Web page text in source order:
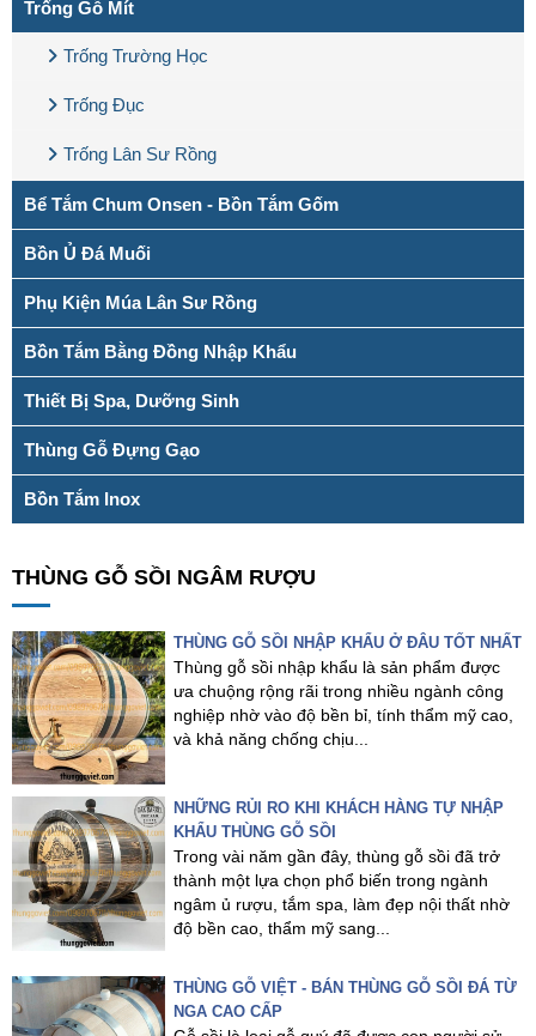
Trống Gỗ Mít
Trống Trường Học
Trống Đục
Trống Lân Sư Rồng
Bể Tắm Chum Onsen - Bồn Tắm Gốm
Bồn Ủ Đá Muối
Phụ Kiện Múa Lân Sư Rồng
Bồn Tắm Bằng Đồng Nhập Khẩu
Thiết Bị Spa, Dưỡng Sinh
Thùng Gỗ Đựng Gạo
Bồn Tắm Inox
THÙNG GỖ SỒI NGÂM RƯỢU
THÙNG GỖ SỒI NHẬP KHẨU Ở ĐÂU TỐT NHẤT
Thùng gỗ sồi nhập khẩu là sản phẩm được
ưa chuộng rộng rãi trong nhiều ngành công
nghiệp nhờ vào độ bền bỉ, tính thẩm mỹ cao,
và khả năng chống chịu...
NHỮNG RỦI RO KHI KHÁCH HÀNG TỰ NHẬP
KHẨU THÙNG GỖ SỒI
Trong vài năm gần đây, thùng gỗ sồi đã trở
thành một lựa chọn phổ biến trong ngành
ngâm ủ rượu, tắm spa, làm đẹp nội thất nhờ
độ bền cao, thẩm mỹ sang...
THÙNG GỖ VIỆT - BÁN THÙNG GỖ SỒI ĐÁ TỪ
NGA CAO CẤP